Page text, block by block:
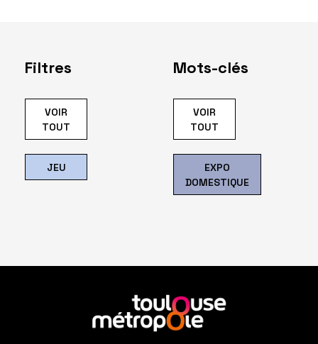
Filtres
VOIR
TOUT
JEU
Mots-clés
VOIR
TOUT
EXPO
DOMESTIQUE
En
savoir
plus